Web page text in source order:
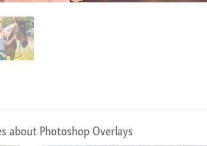
about Photoshop Overlays